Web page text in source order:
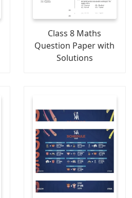
Class 8 Maths
Question Paper with
Solutions